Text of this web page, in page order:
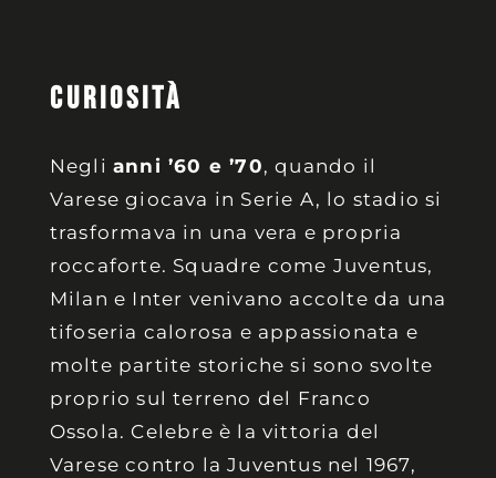
CURIOSITÀ
Negli anni ’60 e ’70, quando il
Varese giocava in Serie A, lo stadio si
trasformava in una vera e propria
roccaforte. Squadre come Juventus,
Milan e Inter venivano accolte da una
tifoseria calorosa e appassionata e
molte partite storiche si sono svolte
proprio sul terreno del Franco
Ossola. Celebre è la vittoria del
Varese contro la Juventus nel 1967,